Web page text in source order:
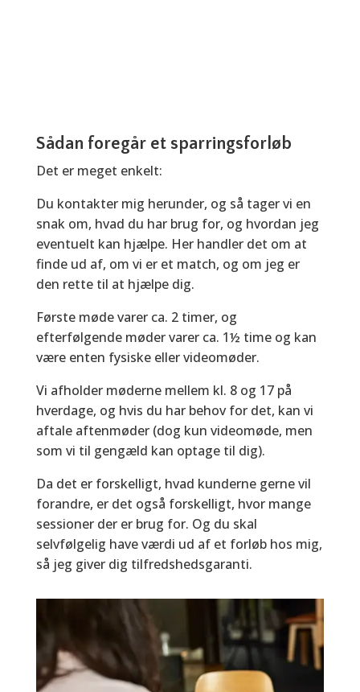
Sådan foregår et sparringsforløb
Det er meget enkelt:
Du kontakter mig herunder, og så tager vi en
snak om, hvad du har brug for, og hvordan jeg
eventuelt kan hjælpe. Her handler det om at
finde ud af, om vi er et match, og om jeg er
den rette til at hjælpe dig.
Første møde varer ca. 2 timer, og
efterfølgende møder varer ca. 1½ time og kan
være enten fysiske eller videomøder.
Vi afholder møderne mellem kl. 8 og 17 på
hverdage, og hvis du har behov for det, kan vi
aftale aftenmøder (dog kun videomøde, men
som vi til gengæld kan optage til dig).
Da det er forskelligt, hvad kunderne gerne vil
forandre, er det også forskelligt, hvor mange
sessioner der er brug for. Og du skal
selvfølgelig have værdi ud af et forløb hos mig,
så jeg giver dig tilfredshedsgaranti.